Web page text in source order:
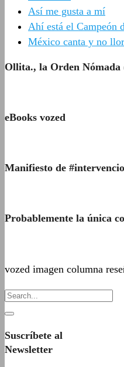
Así me gusta a mí
Ahí está el Campeón
México canta y no
Ollita., la Orden Nómada
eBooks vozed
Manifiesto de
Probablemente la única
vozed imagen columna
Suscríbete al
Newsletter